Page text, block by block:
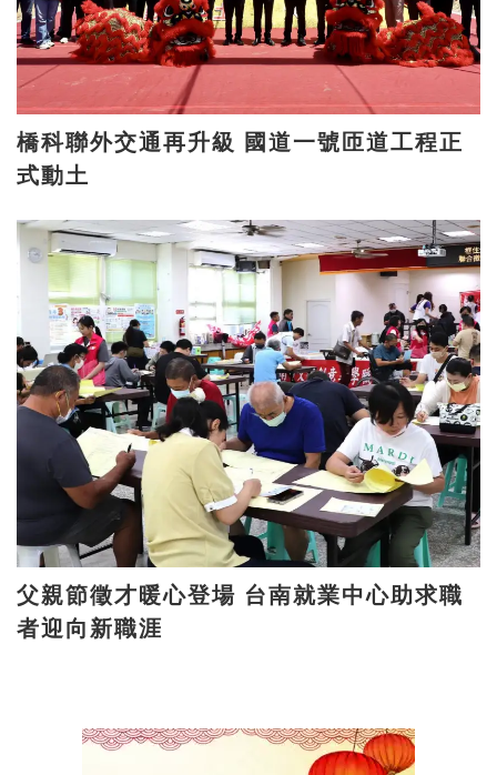
橋科聯外交通再升級 國道一號匝道工程正
式動土
父親節徵才暖心登場 台南就業中心助求職
者迎向新職涯